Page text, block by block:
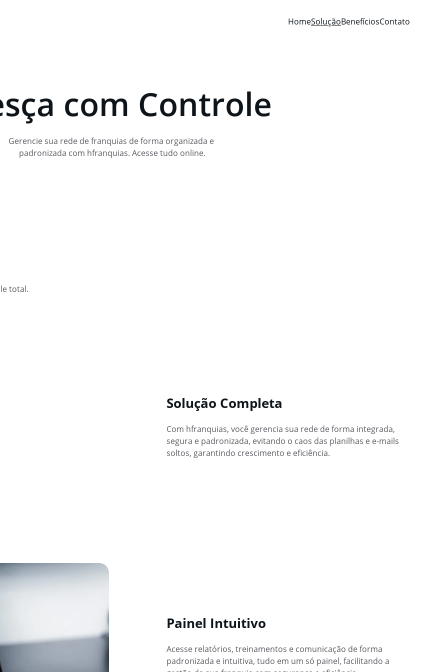
HomeSoluçãoBenefíciosContato
com Controle
Gerencie sua rede de franquias de forma organizada e
padronizada com hfranquias. Acesse tudo online.
total.
Solução Completa
Com hfranquias, você gerencia sua rede de forma integrada,
segura e padronizada, evitando o caos das planilhas e e-mails
soltos, garantindo crescimento e eficiência.
Painel Intuitivo
Acesse relatórios, treinamentos e comunicação de forma
padronizada e intuitiva, tudo em um só painel, facilitando a